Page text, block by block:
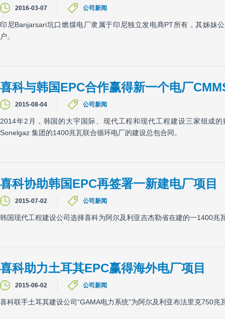
2016-03-07 公司新闻
印尼Banjarsari坑口燃煤电厂隶属于印尼独立发电商PT所有，其姊
户。
喜科与韩国EPC合作赢得新一个电厂
2015-08-04 公司新闻
2014年2月，韩国的大宇国际、现代工程和现代工程建设三家组成
Sonelgaz 集团的1400兆瓦联合循环电厂的建设总包合同。
喜科协助韩国EPC再签署一新建电厂项目
2015-07-02 公司新闻
韩国现代工程建设公司选择喜科为阿尔及利亚吉杰勒省在建的一1400兆
喜科助力土耳其EPC赢得海外电厂项目
2015-06-02 公司新闻
喜科联手土耳其建设公司“GAMA电力系统”为阿尔及利亚布法里克750